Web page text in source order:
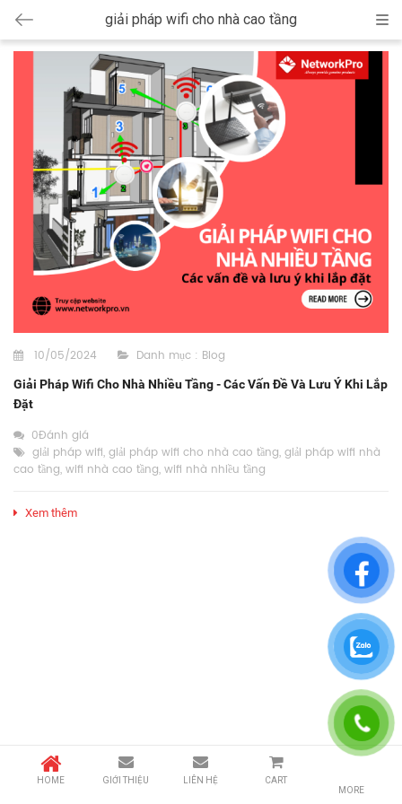
giải pháp wifi cho nhà cao tầng
10/05/2024 Danh mục : Blog
Giải Pháp Wifi Cho Nhà Nhiều Tầng - Các Vấn Đề Và Lưu Ý Khi Lắp
Đặt
0Đánh giá
giải pháp wifi, giải pháp wifi cho nhà cao tầng, giải pháp wifi nhà
cao tầng, wifi nhà cao tầng, wifi nhà nhiều tầng
Xem thêm
HOME GIỚI THIỆU LIÊN HỆ
CART
MORE